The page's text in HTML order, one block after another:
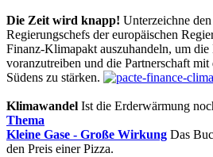
Die Zeit wird knapp! Unterzeichne
Regierungschefs der europäischen
Finanz-Klimapakt auszuhandeln, um
voranzutreiben und die Partnerschaft
Südens zu stärken.
Klimawandel Ist die Erderwärmung
Thema
Kleine Gase - Große Wirkung Das
den Preis einer Pizza.